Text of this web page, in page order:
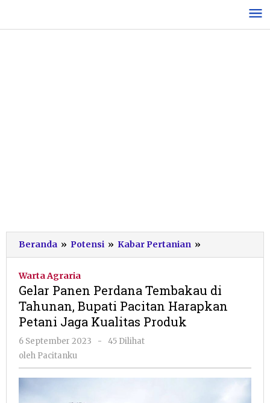
konten
Beranda » Potensi » Kabar Pertanian »
Panen
di
Tahunan,
Jaga
Warta Agraria
Gelar Panen Perdana Tembakau di
Tahunan, Bupati Pacitan Harapkan
Petani Jaga Kualitas Produk
6 September 2023
oleh
-
45 Dilihat
oleh Pacitanku